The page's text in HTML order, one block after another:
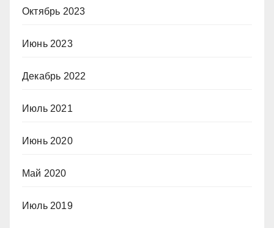
Октябрь 2023
Июнь 2023
Декабрь 2022
Июль 2021
Июнь 2020
Май 2020
Июль 2019